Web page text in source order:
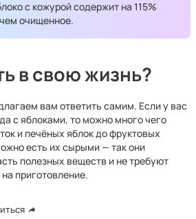
с кожурой содержит на 115%
очищенное.
в свою жизнь?
вам ответить самим. Если у вас
с яблоками, то можно много чего
и печёных яблок до фруктовых
есть их сырыми — так они
полезных веществ и не требуют
приготовление.